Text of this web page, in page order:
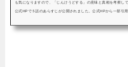
も気になりますので、「じんけうどする」の意味と真相を考察
公式HPで５話のあらすじが公開されました。公式HPから一部引